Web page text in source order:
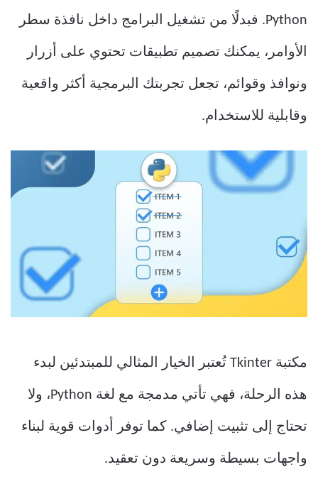
Python. فبدلًا من تشغيل البرامج داخل نافذة سطر
الأوامر، يمكنك تصميم تطبيقات تحتوي على أزرار
ونوافذ وقوائم، تجعل تجربتك البرمجية أكثر واقعية
وقابلية للاستخدام.
مكتبة Tkinter تُعتبر الخيار المثالي للمبتدئين لبدء
هذه الرحلة، فهي تأتي مدمجة مع لغة Python، ولا
تحتاج إلى تثبيت إضافي. كما توفر أدوات قوية لبناء
واجهات بسيطة وسريعة دون تعقيد.